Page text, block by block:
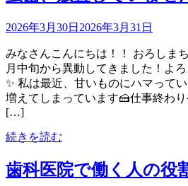
2026年3月30日 2026年3月31日
みなさんこんにちは！！ おろしま
月中旬から異動してきました！よ
✨ 私は最近、甘いものにハマって
増えてしまっています🍰仕事終わ
[…]
続きを読む
歯科医院で働く人の役